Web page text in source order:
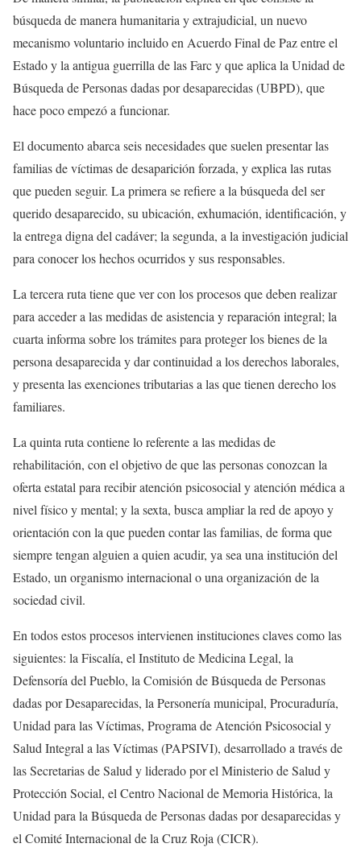
búsqueda de manera humanitaria y extrajudicial, un nuevo
mecanismo voluntario incluido en Acuerdo Final de Paz entre el
Estado y la antigua guerrilla de las Farc y que aplica la Unidad de
Búsqueda de Personas dadas por desaparecidas (UBPD), que
hace poco empezó a funcionar.
El documento abarca seis necesidades que suelen presentar las
familias de víctimas de desaparición forzada, y explica las rutas
que pueden seguir. La primera se refiere a la búsqueda del ser
querido desaparecido, su ubicación, exhumación, identificación, y
la entrega digna del cadáver; la segunda, a la investigación judicial
para conocer los hechos ocurridos y sus responsables.
La tercera ruta tiene que ver con los procesos que deben realizar
para acceder a las medidas de asistencia y reparación integral; la
cuarta informa sobre los trámites para proteger los bienes de la
persona desaparecida y dar continuidad a los derechos laborales,
y presenta las exenciones tributarias a las que tienen derecho los
familiares.
La quinta ruta contiene lo referente a las medidas de
rehabilitación, con el objetivo de que las personas conozcan la
oferta estatal para recibir atención psicosocial y atención médica a
nivel físico y mental; y la sexta, busca ampliar la red de apoyo y
orientación con la que pueden contar las familias, de forma que
siempre tengan alguien a quien acudir, ya sea una institución del
Estado, un organismo internacional o una organización de la
sociedad civil.
En todos estos procesos intervienen instituciones claves como las
siguientes: la Fiscalía, el Instituto de Medicina Legal, la
Defensoría del Pueblo, la Comisión de Búsqueda de Personas
dadas por Desaparecidas, la Personería municipal, Procuraduría,
Unidad para las Víctimas, Programa de Atención Psicosocial y
Salud Integral a las Víctimas (PAPSIVI), desarrollado a través de
las Secretarias de Salud y liderado por el Ministerio de Salud y
Protección Social, el Centro Nacional de Memoria Histórica, la
Unidad para la Búsqueda de Personas dadas por desaparecidas y
el Comité Internacional de la Cruz Roja (CICR).